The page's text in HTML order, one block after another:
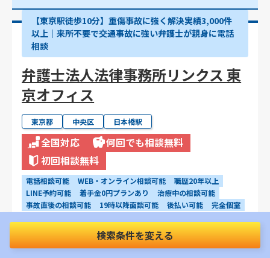
【東京駅徒歩10分】重傷事故に強く解決実績3,000件
以上│来所不要で交通事故に強い弁護士が親身に電話
相談
弁護士法人法律事務所リンクス 東
京オフィス
東京都 中央区 日本橋駅
全国対応
何回でも相談無料
初回相談無料
電話相談可能 WEB・オンライン相談可能
職歴20年以上
LINE予約可能
着手金0円プランあり
治療中の相談可能
事故直後の相談可能
19時以降面談可能 後払い可能 完全個室
検索条件を変える